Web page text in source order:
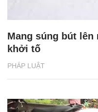
PHÁP LUẬT
Mang súng bút lên
khởi tố